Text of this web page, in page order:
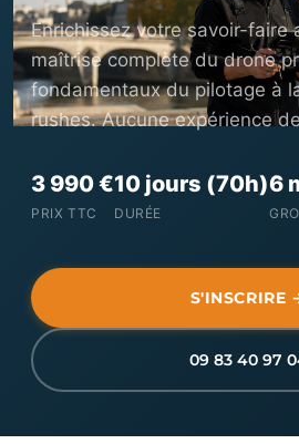
Enrichissez votre savoir-faire
maîtrise complète du drone
fondamentaux du pilotage à
rushes. Aucune expérience
3 990 €
PRIX TTC
10 jours (70h)
DURÉE
6
S'INSCRIRE
09 83 40 97